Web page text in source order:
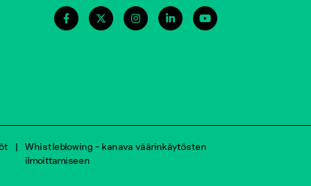
Whistleblowing – kanava väärinkäytösten
ilmoittamiseen